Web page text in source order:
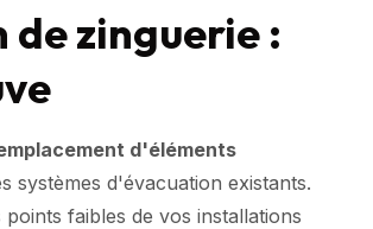
zinguerie :
d'éléments
systèmes d'évacuation existants.
faibles de vos installations